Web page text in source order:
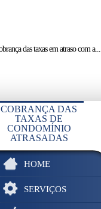
das taxas em atrasocom a...
COBRANÇA DAS
TAXAS DE
CONDOMÍNIO
ATRASADAS
HOME
SERVIÇOS